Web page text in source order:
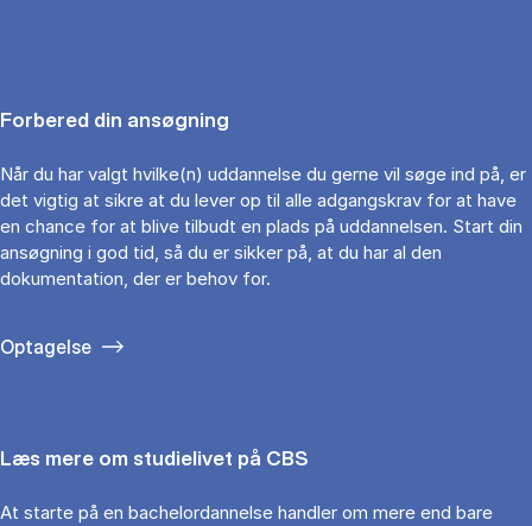
Forbered din ansøgning
Når du har valgt hvilke(n) uddannelse du gerne vil søge ind på, er
det vigtig at sikre at du lever op til alle adgangskrav for at have
en chance for at blive tilbudt en plads på uddannelsen. Start din
ansøgning i god tid, så du er sikker på, at du har al den
dokumentation, der er behov for.
Optagelse
Læs mere om studielivet på CBS
At starte på en bachelordannelse handler om mere end bare